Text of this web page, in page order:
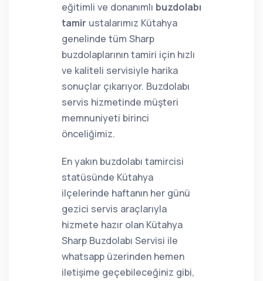
eğitimli ve donanımlı buzdolabı
tamir ustalarımız Kütahya
genelinde tüm Sharp
buzdolaplarının tamiri için hızlı
ve kaliteli servisiyle harika
sonuçlar çıkarıyor. Buzdolabı
servis hizmetinde müşteri
memnuniyeti birinci
önceliğimiz.
En yakın buzdolabı tamircisi
statüsünde Kütahya
ilçelerinde haftanın her günü
gezici servis araçlarıyla
hizmete hazır olan Kütahya
Sharp Buzdolabı Servisi ile
whatsapp üzerinden hemen
iletişime geçebileceğiniz gibi,